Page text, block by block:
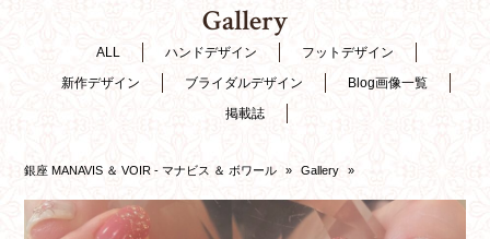
Gallery
ALL ハンドデザイン
フットデザイン
新作デザイン
ブライダルデザイン
Blog画像一覧
掲載誌
銀座 MANAVIS ＆ VOIR - マナビス ＆ ボワール » Gallery »